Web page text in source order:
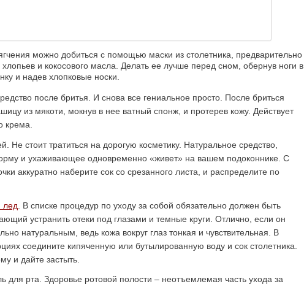
можно добиться с помощью маски из столетника, предварительно
и кокосового масла. Делать ее лучше перед сном, обернув ноги в
и надев хлопковые носки.
после бритья. И снова все гениальное просто. После бриться
из мякоти, мокнув в нее ватный спонж, и протерев кожу. Действует
крема.
Не стоит тратиться на дорогую косметику. Натуральное средство,
и ухаживающее одновременно «живет» на вашем подоконнике. С
аккуратно наберите сок со срезанного листа, и распределите по
лед . В списке процедур по уходу за собой обязательно должен быть
устранить отеки под глазами и темные круги. Отлично, если он
натуральным, ведь кожа вокруг глаз тонкая и чувствительная. В
соедините кипяченную или бутылированную воду и сок столетника.
и дайте застыть.
для рта. Здоровье ротовой полости – неотъемлемая часть ухода за